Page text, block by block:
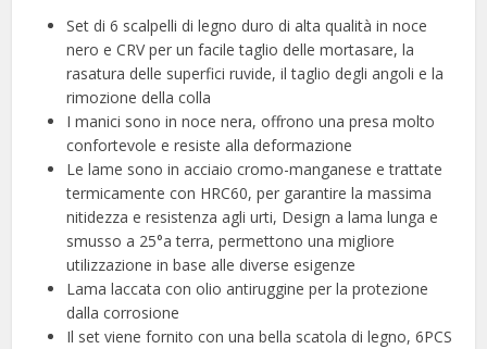
Set di 6 scalpelli di legno duro di alta qualità in noce
nero e CRV per un facile taglio delle mortasare, la
rasatura delle superfici ruvide, il taglio degli angoli e la
rimozione della colla
I manici sono in noce nera, offrono una presa molto
confortevole e resiste alla deformazione
Le lame sono in acciaio cromo-manganese e trattate
termicamente con HRC60, per garantire la massima
nitidezza e resistenza agli urti, Design a lama lunga e
smusso a 25°a terra, permettono una migliore
utilizzazione in base alle diverse esigenze
Lama laccata con olio antiruggine per la protezione
dalla corrosione
Il set viene fornito con una bella scatola di legno, 6PCS